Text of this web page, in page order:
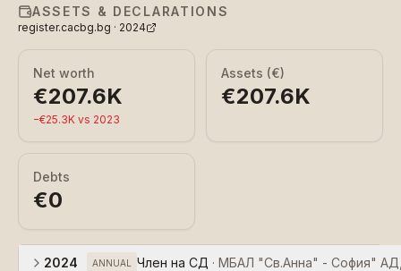
ASSETS & DECLARATIONS
register.cacbg.bg · 2024
Net worth
€207.6K
−€25.3K vs 2023
Assets (€)
€207.6K
Debts
€0
2024 ANNUAL Член на СД · МБАЛ